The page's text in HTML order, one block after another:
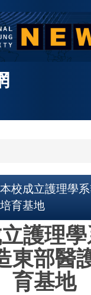
本校成立護理學
育基地
護理
部醫
育基地